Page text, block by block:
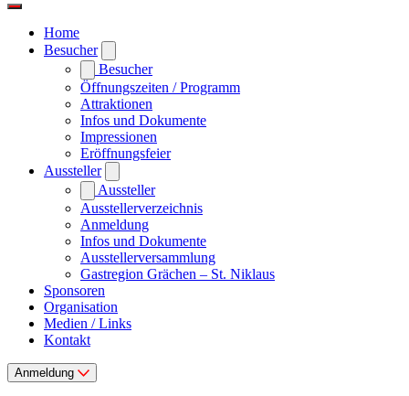
Home
Besucher
Besucher
Öffnungszeiten / Programm
Attraktionen
Infos und Dokumente
Impressionen
Eröffnungsfeier
Aussteller
Aussteller
Ausstellerverzeichnis
Anmeldung
Infos und Dokumente
Ausstellerversammlung
Gastregion Grächen – St. Niklaus
Sponsoren
Organisation
Medien / Links
Kontakt
Anmeldung